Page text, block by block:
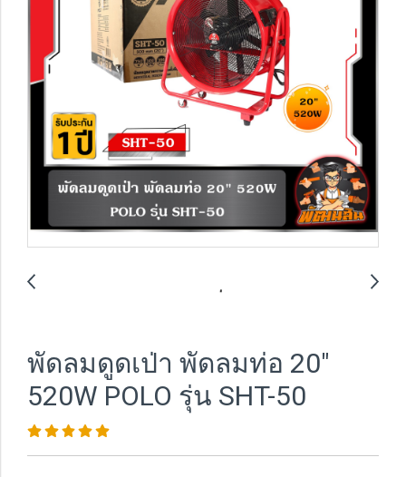
พัดลมดูดเป่า พัดลมท่อ 20"
520W POLO รุ่น SHT-50